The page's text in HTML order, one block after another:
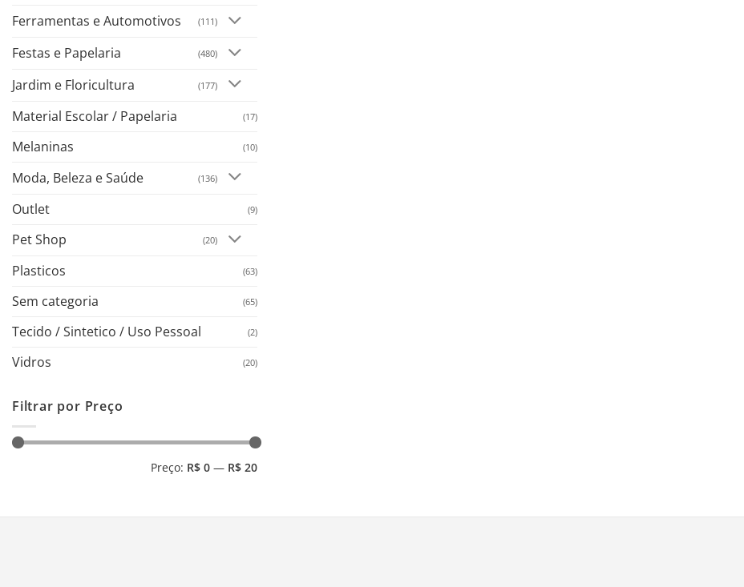
Ferramentas e Automotivos (111)
Festas e Papelaria (480)
Jardim e Floricultura (177)
Material Escolar / Papelaria (17)
Melaninas (10)
Moda, Beleza e Saúde (136)
Outlet (9)
Pet Shop (20)
Plasticos (63)
Sem categoria (65)
Tecido / Sintetico / Uso Pessoal (2)
Vidros (20)
Filtrar por Preço
Preço: R$ 0 — R$ 20